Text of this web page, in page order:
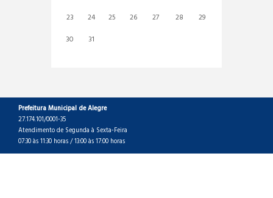
23
24 25 26 27 28
29
30
31
Prefeitura Municipal de Alegre
27.174.101/0001-35
Atendimento de Segunda à Sexta-Feira
07:30 às 11:30 horas / 13:00 às 17:00 horas